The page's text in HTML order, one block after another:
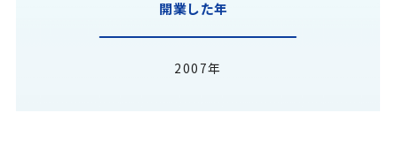
開業した年
2007年